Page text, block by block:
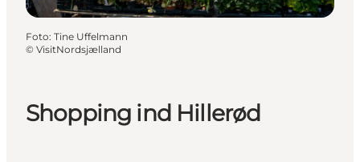
Shopping ind Hillerød
Foto: Tine Uffelmann
© VisitNordsjælland